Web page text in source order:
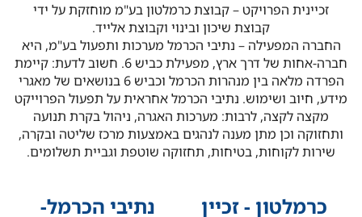
זכיינית הפרויקט – קבוצת כרמלטון בע"מ מוחזקת על ידי
קבוצת שיכון ובינוי וקבוצת אלייד.
החברה המפעילה – נתיבי הכרמל מערכות ותפעול בע"מ, היא
חברה-אחות של דרך ארץ, מפעילת כביש 6. חשוב לדעת: קיימת
הפרדה מלאה בין מנהרות הכרמל וכביש 6 בנושאים של מאגרי
מידע, חיוב ושימוש. נתיבי הכרמל אחראית על תפעול הפרוייקט
מקצה לקצה, לרבות: מערכות האגרה, ניהול בקרת תנועה
ותחזוקה וכן מתן מענה לנהגים באמצעות מרכז שליטה ובקרה,
שירות לקוחות, בטיחות, תחזוקה שוטפת וגביית תשלומים.
כרמלטון - זכיין
נתיבי הכרמל-